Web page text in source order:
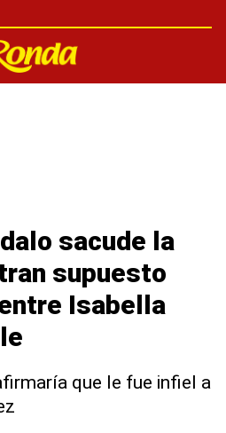
sacude la
supuesto
Isabella
que le fue infiel a